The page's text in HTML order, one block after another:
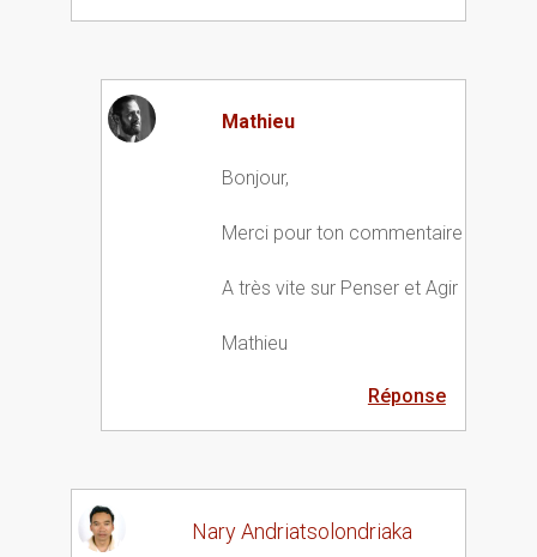
Mathieu
Bonjour,
Merci pour ton commentaire
A très vite sur Penser et Agir
Mathieu
Réponse
Nary Andriatsolondriaka